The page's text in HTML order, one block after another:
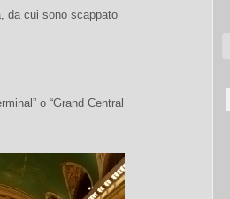
da cui sono scappato
o “Grand Central